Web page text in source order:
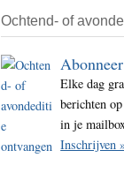
Ochtend- of
Elke dag
berichten
in je
Inschrijven